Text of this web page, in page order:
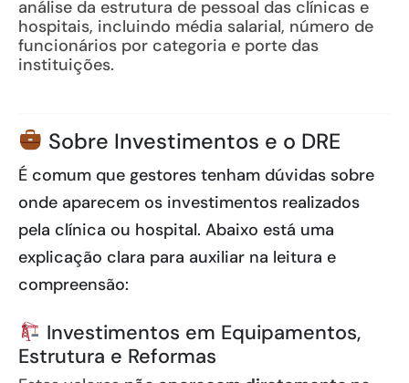
análise da estrutura de pessoal das clínicas e
hospitais, incluindo média salarial, número de
funcionários por categoria e porte das
instituições.
Sobre Investimentos e o DRE
É comum que gestores tenham dúvidas sobre
onde aparecem os investimentos realizados
pela clínica ou hospital. Abaixo está uma
explicação clara para auxiliar na leitura e
compreensão:
Investimentos em Equipamentos,
Estrutura e Reformas